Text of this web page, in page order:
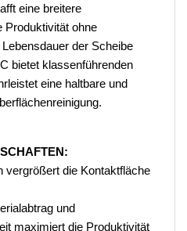
eine breitere
Produktivität ohne
der Scheibe
bietet klassenführenden
eine haltbare und
vergrößert die Kontaktfläche
und
maximiert die Produktivität